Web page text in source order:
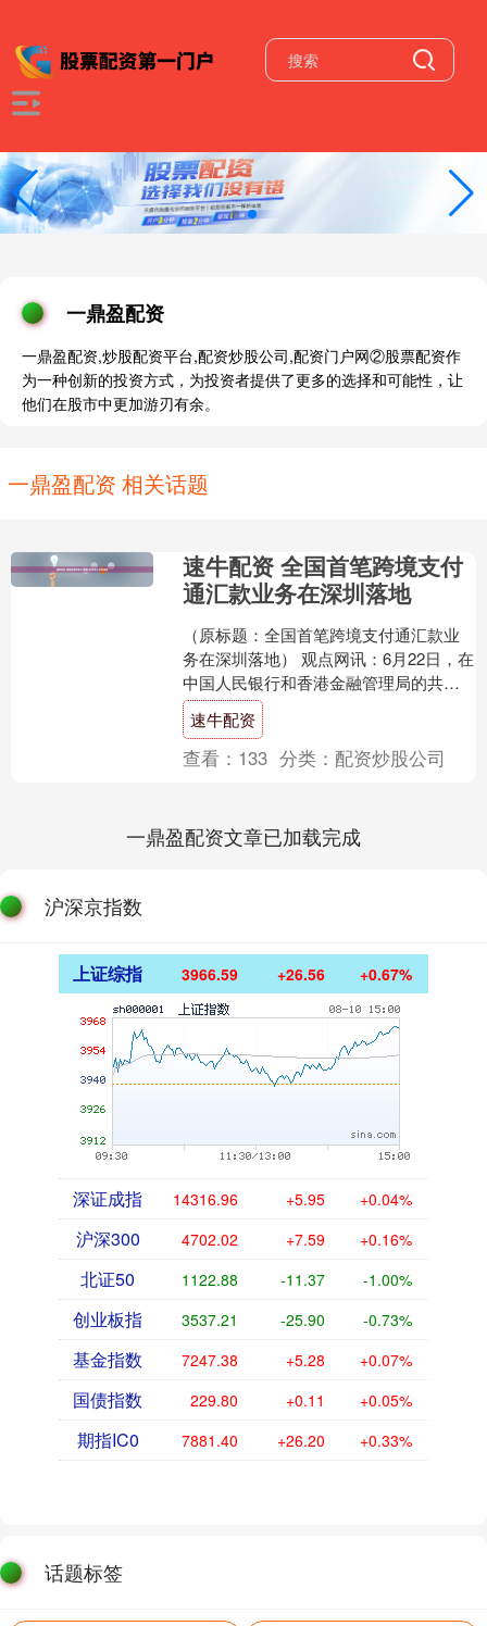
一鼎盈配资
一鼎盈配资,炒股配资平台,配资炒股公司,配资门户网②股票配资作
为一种创新的投资方式，为投资者提供了更多的选择和可能性，让
他们在股市中更加游刃有余。
一鼎盈配资 相关话题
速牛配资 全国首笔跨境支付
通汇款业务在深圳落地
（原标题：全国首笔跨境支付通汇款业
务在深圳落地） 观点网讯：6月22日，在
中国人民银行和香港金融管理局的共同
推动下，跨境支付通正式上线，实现了
内地与香港快速支付....
速牛配资
查看： 133 分类： 配资炒股公司
一鼎盈配资文章已加载完成
沪深京指数
上证综指 3966.59 +26.56 +0.67%
深证成指 14316.96 +5.95 +0.04%
沪深300 4702.02 +7.59 +0.16%
北证50 1122.88 -11.37 -1.00%
创业板指 3537.21 -25.90 -0.73%
基金指数 7247.38 +5.28 +0.07%
国债指数 229.80 +0.11 +0.05%
期指IC0 7881.40 +26.20 +0.33%
话题标签